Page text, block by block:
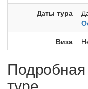
Даты тура
Виза